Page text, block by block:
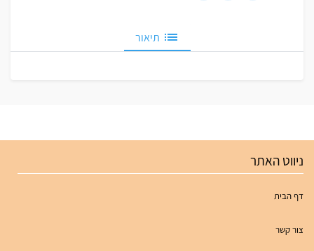
תיאור
ניווט האתר
דף הבית
צור קשר